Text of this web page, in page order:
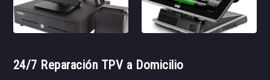
24/7 Reparación TPV a Domicilio